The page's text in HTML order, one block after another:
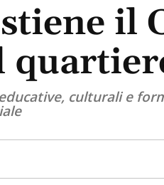
il
culturali e